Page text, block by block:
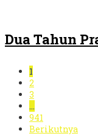
Dua Tahun
1
2
3
…
941
Berikutnya